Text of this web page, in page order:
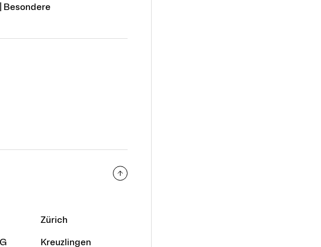
Besondere
Zürich
Kreuzlingen